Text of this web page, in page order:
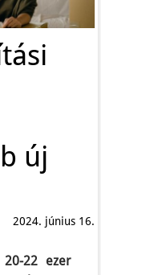
új
2024. június 16.
22 ezer